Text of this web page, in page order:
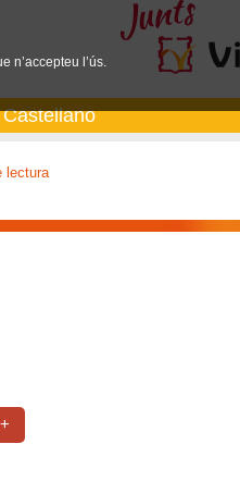
Castellano
lectura
l’ús.